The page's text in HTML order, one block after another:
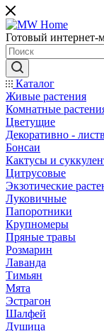
Готовый интернет-
Каталог
Живые растения
Комнатные
Цветущие
Декоративно -
Бонсаи
Кактусы и
Цитрусовые
Экзотические
Луковичные
Папоротники
Крупномеры
Пряные травы
Розмарин
Лаванда
Тимьян
Мята
Эстрагон
Шалфей
Душица